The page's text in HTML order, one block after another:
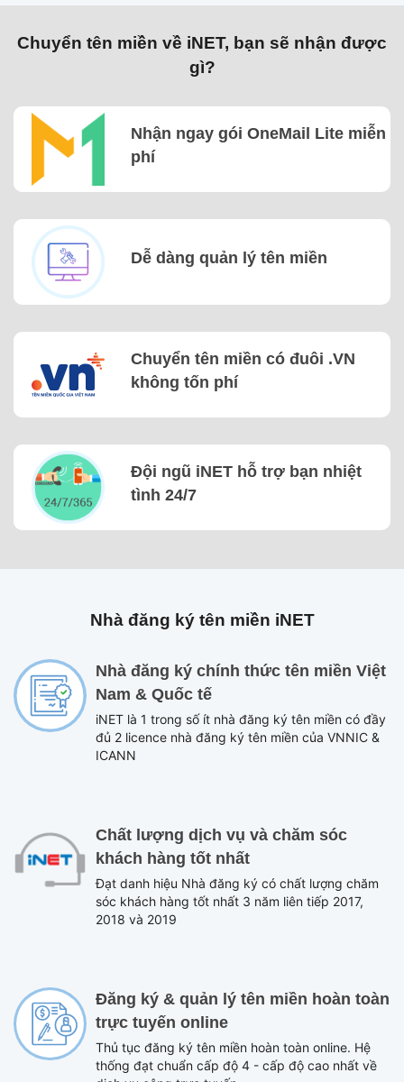
Chuyển tên miền về iNET, bạn sẽ nhận được
gì?
Nhận ngay gói OneMail Lite miễn
phí
Dễ dàng quản lý tên miền
Chuyển tên miền có đuôi .VN
không tốn phí
Đội ngũ iNET hỗ trợ bạn nhiệt
tình 24/7
Nhà đăng ký tên miền iNET
Nhà đăng ký chính thức tên miền Việt
Nam & Quốc tế
iNET là 1 trong số ít nhà đăng ký tên miền có đầy
đủ 2 licence nhà đăng ký tên miền của VNNIC &
ICANN
Chất lượng dịch vụ và chăm sóc
khách hàng tốt nhất
Đạt danh hiệu Nhà đăng ký có chất lượng chăm
sóc khách hàng tốt nhất 3 năm liên tiếp 2017,
2018 và 2019
Đăng ký & quản lý tên miền hoàn toàn
trực tuyến online
Thủ tục đăng ký tên miền hoàn toàn online. Hệ
thống đạt chuẩn cấp độ 4 - cấp độ cao nhất về